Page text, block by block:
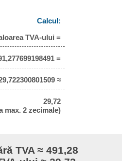
Calcul:
TVA-ului =
=
≈
29,72
max. 2 zecimale)
TVA ≈ 491,28